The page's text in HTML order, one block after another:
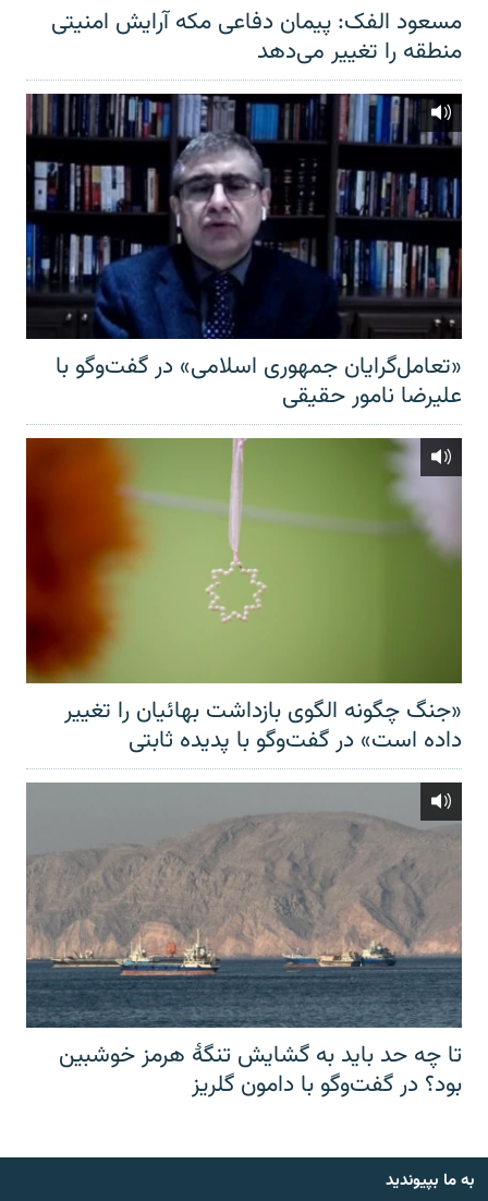
مسعود الفک: پیمان دفاعی مکه آرایش امنیتی
منطقه را تغییر می‌دهد
«تعامل‌گرایان جمهوری اسلامی» در گفت‌وگو با
علیرضا نامور حقیقی
«جنگ چگونه الگوی بازداشت بهائیان را تغییر
داده است» در گفت‌وگو با پدیده ثابتی
تا چه حد باید به گشایش تنگهٔ هرمز خوشبین
بود؟ در گفت‌وگو با دامون گلریز
به ما بپیوندید